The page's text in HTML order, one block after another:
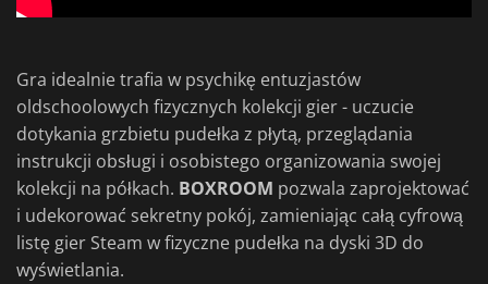
Gra idealnie trafia w psychikę entuzjastów
oldschoolowych fizycznych kolekcji gier - uczucie
dotykania grzbietu pudełka z płytą, przeglądania
instrukcji obsługi i osobistego organizowania swojej
kolekcji na półkach. BOXROOM pozwala zaprojektować
i udekorować sekretny pokój, zamieniając całą cyfrową
listę gier Steam w fizyczne pudełka na dyski 3D do
wyświetlania.